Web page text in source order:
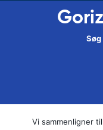
Vi sammenligner